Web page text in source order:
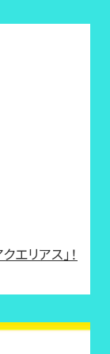
エリアス」！